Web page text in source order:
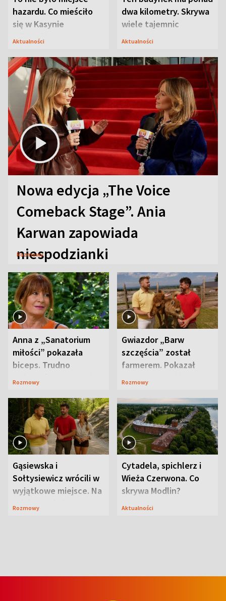
hazardu. Co mieściło
się w Kasynie
Oficerskim?
Aktualności
dwa kilometry. Skrywa
wiele tajemnic
Aktualności
Nowa edycja „The Voice
Comeback Stage”. Ania
Karwan zapowiada
niespodzianki
Rozmowy
Anna z „Sanatorium
miłości” pokazała
biceps. Trudno
uwierzyć, co przeszła
Rozmowy
Gwiazdor „Barw
szczęścia” został
farmerem. Pokazał
swoje niezwykłe
Rozmowy
Gąsiewska i
Sołtysiewicz wrócili w
wyjątkowe miejsce. Na
szlaku czekał
Rozmowy
Cytadela, spichlerz i
Wieża Czerwona. Co
skrywa Modlin?
Aktualności